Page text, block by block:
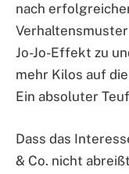
nach
Jo-Jo-Effekt zu
mehr Kilos auf
Ein absoluter
Dass das
& Co. nicht